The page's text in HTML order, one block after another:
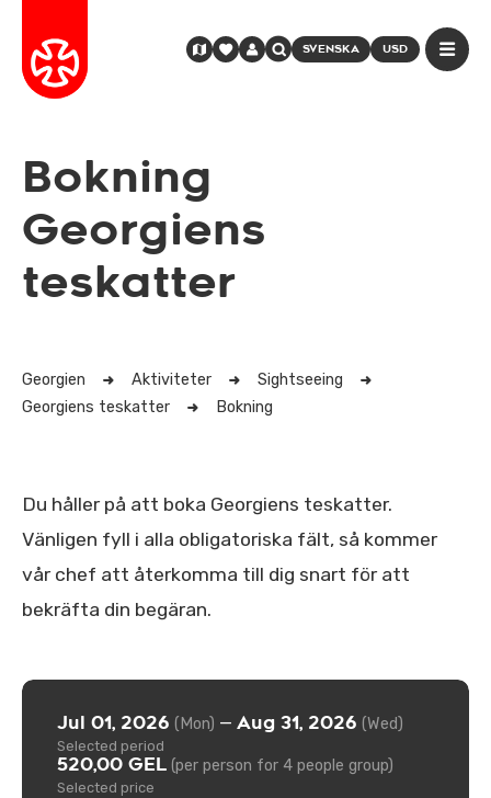
SVENSKA USD
Bokning
Georgiens
teskatter
Georgien Aktiviteter
Sightseeing
Georgiens teskatter
Bokning
Du håller på att boka Georgiens teskatter.
Vänligen fyll i alla obligatoriska fält, så kommer
vår chef att återkomma till dig snart för att
bekräfta din begäran.
Jul 01, 2026 (Mon) — Aug 31, 2026 (Wed)
Selected period
520,00 GEL (per person for 4 people group)
Selected price